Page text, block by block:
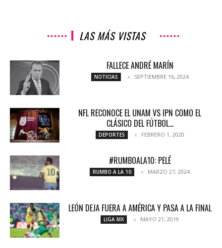
LAS MÁS VISTAS
FALLECE ANDRÉ MARÍN
NOTICIAS SEPTIEMBRE 16, 2024
NFL RECONOCE EL UNAM VS IPN COMO EL
CLÁSICO DEL FÚTBOL...
DEPORTES FEBRERO 1, 2020
#RUMBOALA10: PELÉ
RUMBO A LA 10 MARZO 27, 2024
LEÓN DEJA FUERA A AMÉRICA Y PASA A LA FINAL
LIGA MX MAYO 21, 2019